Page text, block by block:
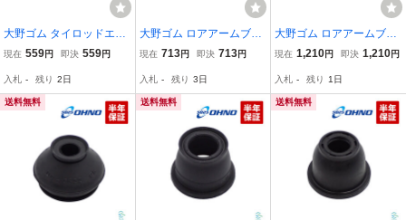
大野ゴム タイロッドエン
ドカバー ホンダ エリシオ
R3 RR4 RB3 RB4 CB4 C
B2
現在 559円 即決 559円
入札 - 残り 2日
大野ゴム ロアアームブー
ツ トヨタ キャミ ピクシ
J122E S201U S211U
現在 713円 即決 713円
入札 - 残り 3日
大野ゴム ロアアームブー
ツ ダイハツ コペン ミラ
カ クー LA700S LA710S
L350S L375S L250S L67
現在 1,210円 即決 1,210円
入札 - 残り 1日
送料無料 送料無料 送料無料